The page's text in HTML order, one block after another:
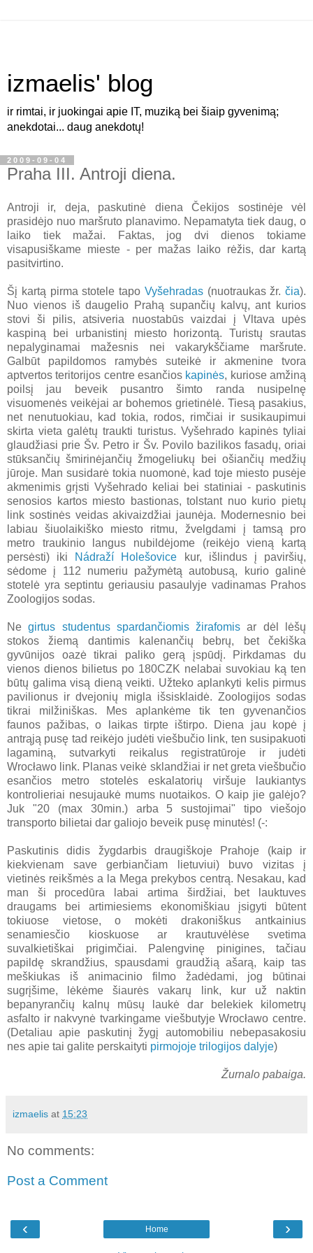
izmaelis' blog
ir rimtai, ir juokingai apie IT, muziką bei šiaip gyvenimą;
anekdotai... daug anekdotų!
2009-09-04
Praha III. Antroji diena.
Antroji ir, deja, paskutinė diena Čekijos sostinėje vėl
prasidėjo nuo maršruto planavimo. Nepamatyta tiek daug, o
laiko tiek mažai. Faktas, jog dvi dienos tokiame
visapusiškame mieste - per mažas laiko rėžis, dar kartą
pasitvirtino.
Šį kartą pirma stotele tapo Vyšehradas(nuotraukas žr. čia).
Nuo vienos iš daugelio Prahą supančių kalvų, ant kurios
stovi ši pilis, atsiveria nuostabūs vaizdai į Vltava upės
kaspiną bei urbanistinį miesto horizontą. Turistų srautas
nepalyginamai mažesnis nei vakarykščiame maršrute.
Galbūt papildomos ramybės suteikė ir akmenine tvora
aptvertos teritorijos centre esančios kapinės, kuriose amžiną
poilsį jau beveik pusantro šimto randa nusipelnę
visuomenės veikėjai ar bohemos grietinėlė. Tiesą pasakius,
net nenutuokiau, kad tokia, rodos, rimčiai ir susikaupimui
skirta vieta galėtų traukti turistus. Vyšehrado kapinės tyliai
glaudžiasi prie Šv. Petro ir Šv. Povilo bazilikos fasadų, oriai
stūksančių šmirinėjančių žmogeliukų bei ošiančių medžių
jūroje. Man susidarė tokia nuomonė, kad toje miesto pusėje
akmenimis grįsti Vyšehrado keliai bei statiniai - paskutinis
senosios kartos miesto bastionas, tolstant nuo kurio pietų
link sostinės veidas akivaizdžiai jaunėja. Modernesnio bei
labiau šiuolaikiško miesto ritmu, žvelgdami į tamsą pro
metro traukinio langus nubildėjome (reikėjo vieną kartą
persėsti) iki
Nádraží Holešovice kur, išlindus į paviršių,
sėdome į 112 numeriu pažymėtą autobusą, kurio galinė
stotelė yra septintu geriausiu pasaulyje vadinamas Prahos
Zoologijos sodas.
Negirtus studentus spardančiomis žirafomis ar dėl lėšų
stokos žiemą dantimis kalenančių bebrų, bet čekiška
gyvūnijos oazė tikrai paliko gerą įspūdį. Pirkdamas du
vienos dienos bilietus po 180CZK nelabai suvokiau ką ten
būtų galima visą dieną veikti. Užteko aplankyti kelis pirmus
pavilionus ir dvejonių migla išsisklaidė. Zoologijos sodas
tikrai milžiniškas. Mes aplankėme tik ten gyvenančios
faunos pažibas, o laikas tirpte ištirpo. Diena jau kopė į
antrąją pusę tad reikėjo judėti viešbučio link, ten susipakuoti
lagaminą, sutvarkyti reikalus registratūroje ir judėti
Wrocławo link. Planas veikė sklandžiai ir net greta viešbučio
esančios metro stotelės eskalatorių viršuje laukiantys
kontrolieriai nesujaukė mums nuotaikos. O kaip jie galėjo?
Juk "20 (max 30min.) arba 5 sustojimai" tipo viešojo
transporto bilietai dar galiojo beveik pusę minutės! (-:
Paskutinis didis žygdarbis draugiškoje Prahoje (kaip ir
kiekvienam save gerbiančiam lietuviui) buvo vizitas į
vietinės reikšmės a la Mega prekybos centrą. Nesakau, kad
man ši procedūra labai artima širdžiai, bet lauktuves
draugams bei artimiesiems ekonomiškiau įsigyti būtent
tokiuose vietose, o mokėti drakoniškus antkainius
senamiesčio kioskuose ar krautuvėlėse svetima
suvalkietiškai prigimčiai. Palengvinę pinigines, tačiau
papildę skrandžius, spausdami graudžią ašarą, kaip tas
meškiukas iš animacinio filmo žadėdami, jog būtinai
sugrįšime, lėkėme šiaurės vakarų link, kur už naktin
bepanyrančių kalnų mūsų laukė dar belekiek kilometrų
asfalto ir nakvynė tvarkingame viešbutyje Wrocławo centre.
(Detaliau apie paskutinį žygį automobiliu nebepasakosiu
nes apie tai galite perskaityti pirmojoje trilogijos dalyje)
Žurnalo pabaiga.
izmaelis at 15:23
No comments:
Post a Comment
‹ ›
Home